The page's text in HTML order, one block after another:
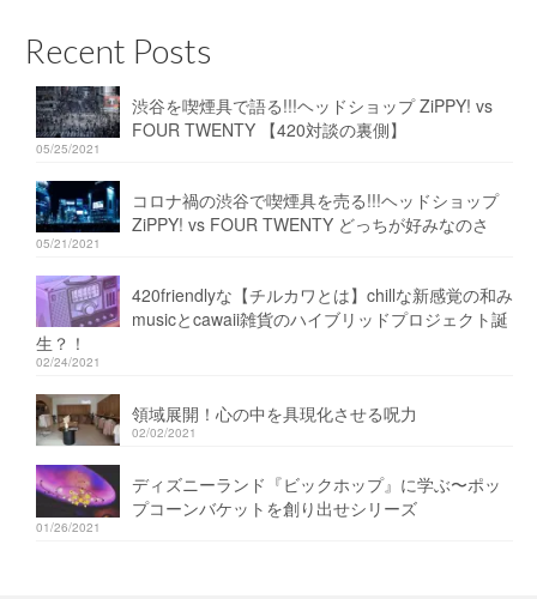
Recent Posts
渋谷を喫煙具で語る!!!ヘッドショップ ZiPPY! vs
FOUR TWENTY 【420対談の裏側】
05/25/2021
コロナ禍の渋谷で喫煙具を売る!!!ヘッドショップ
ZiPPY! vs FOUR TWENTY どっちが好みなのさ
05/21/2021
420friendlyな【チルカワとは】chillな新感覚の和み
musicとcawaii雑貨のハイブリッドプロジェクト誕
生？！
02/24/2021
領域展開！心の中を具現化させる呪力
02/02/2021
ディズニーランド『ビックホップ』に学ぶ〜ポッ
プコーンバケットを創り出せシリーズ
01/26/2021